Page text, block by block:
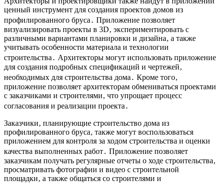
ценный инструмент для создания проектов домов из
профилированного бруса․ Приложение позволяет
визуализировать проекты в 3D‚ экспериментировать с
различными вариантами планировки и дизайна‚ а также
учитывать особенности материала и технологии
строительства․ Архитекторы могут использовать приложение
для создания подробных спецификаций и чертежей‚
необходимых для строительства дома․ Кроме того‚
приложение позволяет архитекторам обмениваться проектами
с заказчиками и строителями‚ что упрощает процесс
согласования и реализации проекта․
Заказчики‚ планирующие строительство дома из
профилированного бруса‚ также могут воспользоваться
приложением для контроля за ходом строительства и оценки
качества выполненных работ․ Приложение позволяет
заказчикам получать регулярные отчеты о ходе строительства‚
просматривать фотографии и видео с строительной
площадки‚ а также общаться со строителями и